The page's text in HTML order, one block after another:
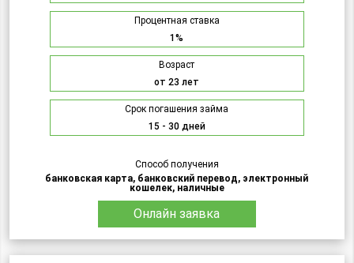
Процентная ставка
1%
Возраст
от 23 лет
Срок погашения займа
15 - 30 дней
Способ получения
банковская карта, банковский перевод, электронный
кошелек, наличные
Онлайн заявка